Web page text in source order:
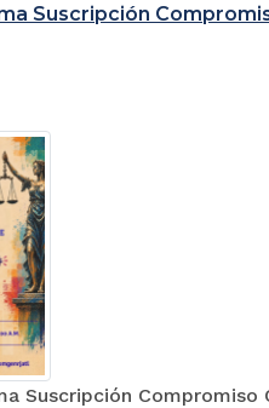
Suscripción
Suscripción Compromiso